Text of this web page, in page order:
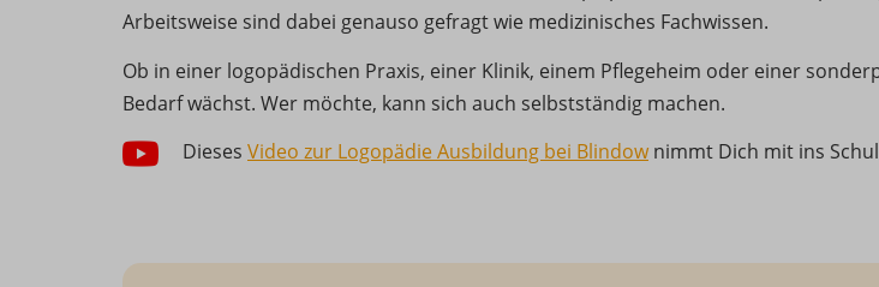
Arbeitsweise sind dabei genauso gefragt wie medizinisches Fachwissen.
Ob in einer logopädischen Praxis, einer Klinik, einem Pflegeheim oder einer
Bedarf wächst. Wer möchte, kann sich auch selbstständig machen.
Dieses Video zur Logopädie Ausbildung bei Blindownimmt Dich mit ins